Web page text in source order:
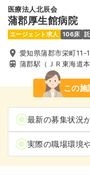
医療法人北辰会
蒲郡厚生館病院
エージェント求人 106床
愛知県蒲郡市栄町11-
蒲郡駅（ＪＲ東海道本
この
最新の募集状況
実際の職場環境